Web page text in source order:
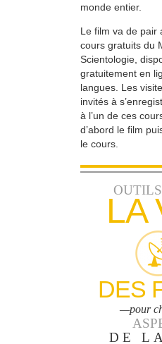
monde entier.
Le film va de pair
cours gratuits du
Scientologie,
gratuitement en
langues. Les
invités à
à l’un de ces
d’abord le film
le cours.
LA
DES
—pour
DE